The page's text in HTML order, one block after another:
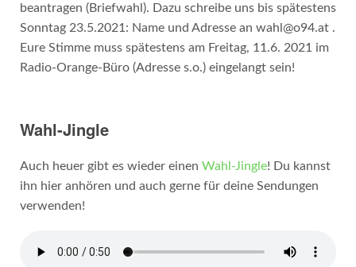
beantragen (Briefwahl). Dazu schreibe uns bis spätestens
Sonntag 23.5.2021: Name und Adresse an wahl@o94.at .
Eure Stimme muss spätestens am Freitag, 11.6. 2021 im
Radio-Orange-Büro (Adresse s.o.) eingelangt sein!
Wahl-Jingle
Auch heuer gibt es wieder einen Wahl-Jingle! Du kannst
ihn hier anhören und auch gerne für deine Sendungen
verwenden!